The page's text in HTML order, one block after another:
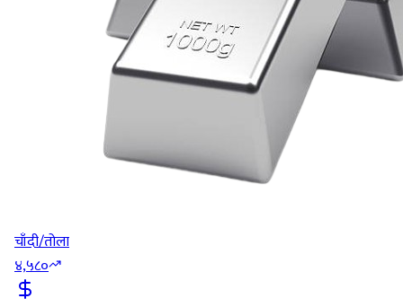
चाँदी/तोला
४,५८०